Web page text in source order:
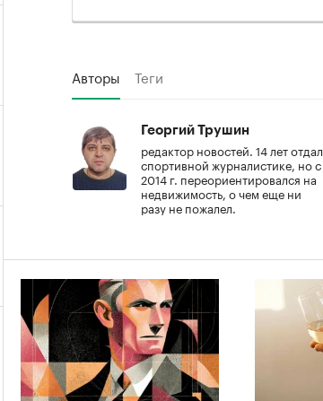
Авторы Теги
Георгий Трушин
редактор новостей. 14 лет отдал
спортивной журналистике, но с
2014 г. переориентировался на
недвижимость, о чем еще ни
разу не пожалел.